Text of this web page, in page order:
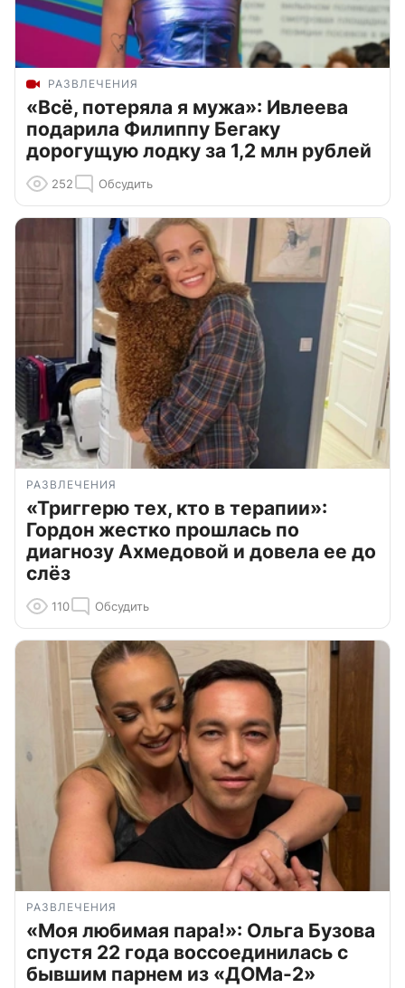
РАЗВЛЕЧЕНИЯ
«Всё, потеряла я мужа»: Ивлеева
подарила Филиппу Бегаку
дорогущую лодку за 1,2 млн рублей
252 Обсудить
РАЗВЛЕЧЕНИЯ
«Триггерю тех, кто в терапии»:
Гордон жестко прошлась по
диагнозу Ахмедовой и довела ее до
слёз
110 Обсудить
РАЗВЛЕЧЕНИЯ
«Моя любимая пара!»: Ольга Бузова
спустя 22 года воссоединилась с
бывшим парнем из «ДОМа-2»